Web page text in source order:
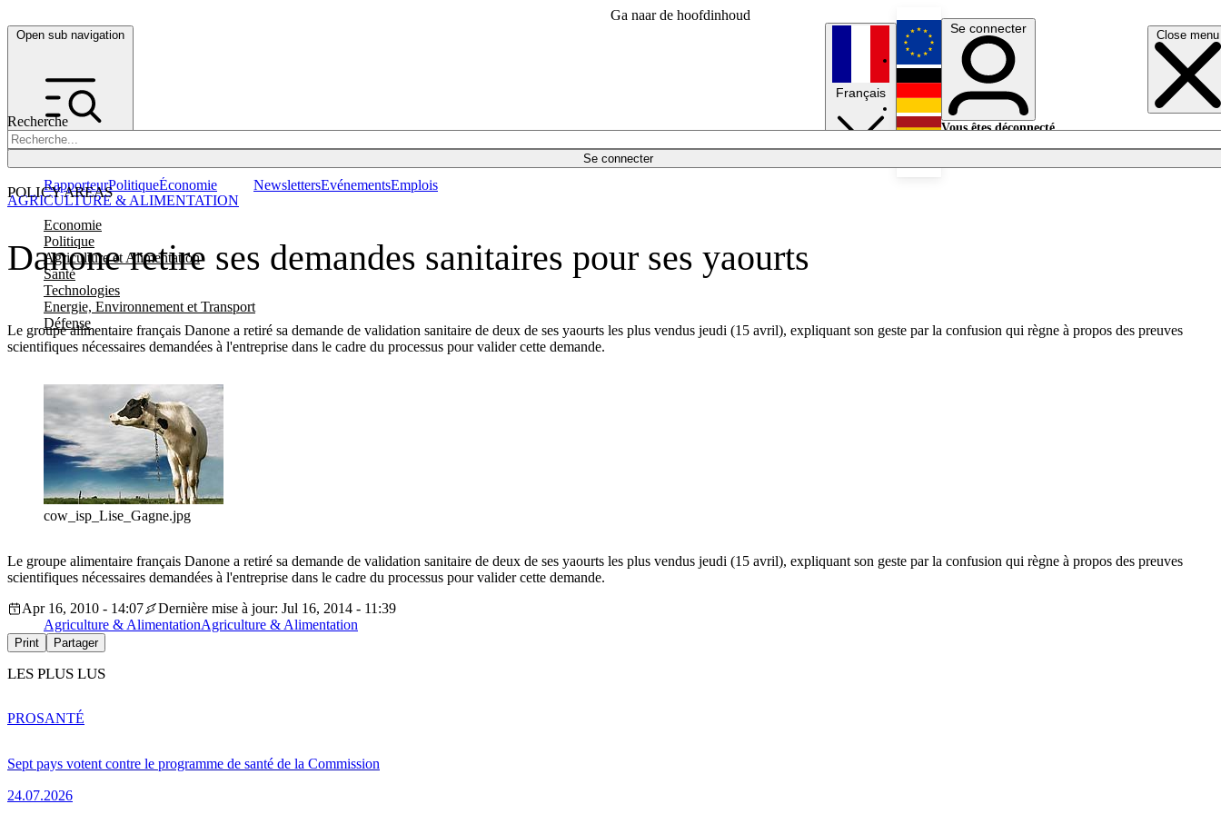
Ga naar de hoofdinhoud
Open sub navigation Close menu
Recherche
Se connecter
POLICY AREAS
Economie
Politique
Agriculture et Alimentation
Santé
Technologies
Energie, Environnement et Transport
Défense
RapporteurPolitiqueÉconomie NewslettersEvénementsEmplois
Français
English
Deutsch
Se connecter
Vous êtes déconnecté.
Danone retire ses demandes sanitaires pour ses yaourts
Le groupe alimentaire français Danone a retiré sa demande de validation sanitaire de deux de ses yaourts les plus vendus jeudi (15 avril), expliquant son geste par la confusion qui règne à propos des preuves
scientifiques nécessaires demandées à l'entreprise dans le cadre du processus pour valider cette demande.
AGRICULTURE & ALIMENTATION
cow_isp_Lise_Gagne.jpg
Le groupe alimentaire français Danone a retiré sa demande de validation sanitaire de deux de ses yaourts les plus vendus jeudi (15 avril), expliquant son geste par la confusion qui règne à propos des preuves
scientifiques nécessaires demandées à l'entreprise dans le cadre du processus pour valider cette demande.
Apr 16, 2010 - 14:07
Dernière mise à jour: Jul 16, 2014 - 11:39
Agriculture & AlimentationAgriculture & Alimentation
Print Partager
LES PLUS LUS
Sept pays votent contre le programme de santé de la Commission
24.07.2026
PROSANTÉ